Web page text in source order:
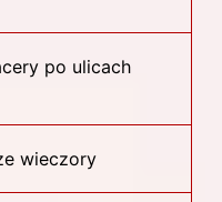
po ulicach
wieczory